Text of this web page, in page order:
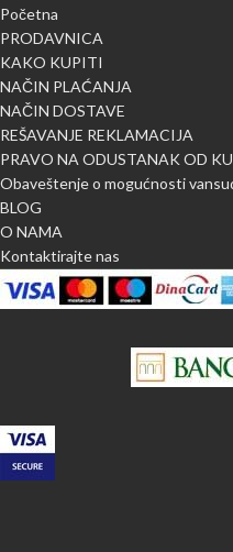
Početna
PRODAVNICA
KAKO KUPITI
NAČIN PLAĆANJA
NAČIN DOSTAVE
REŠAVANJE REKLAMACIJA
PRAVO NA ODUSTANAK OD
Obaveštenje o mogućnosti
BLOG
O NAMA
Kontaktirajte nas